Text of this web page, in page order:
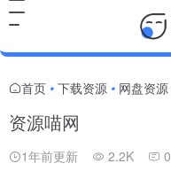
首页 • 下载资源 • 网盘资源
资源喵网
1年前更新 2.2K 0